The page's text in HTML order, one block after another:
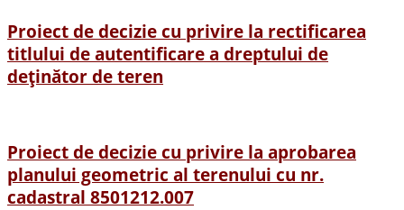
Proiect de decizie cu privire la rectificarea
titlului de autentificare a dreptului de
deținător de teren
Proiect de decizie cu privire la aprobarea
planului geometric al terenului cu nr.
cadastral 8501212.007